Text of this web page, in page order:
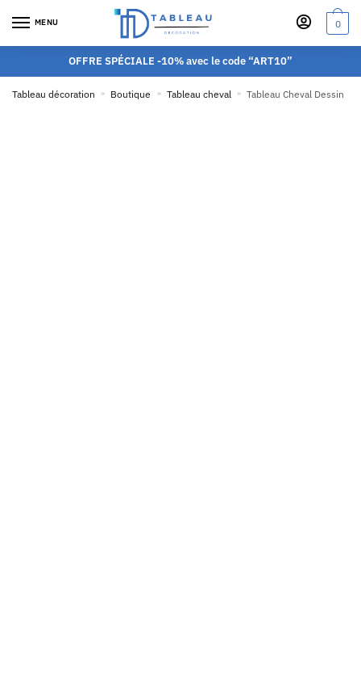
MENU 0
OFFRE SPÉCIALE -10% avec le code “ART10”
Tableau décoration » Boutique » Tableau cheval » Tableau Cheval Dessin